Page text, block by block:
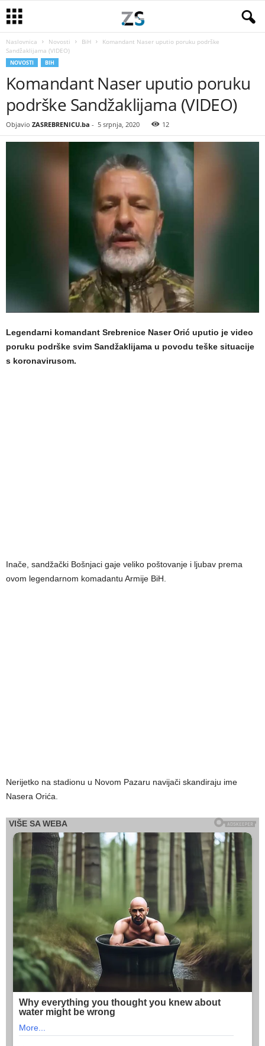
Naslovnica Novosti BiH
Komandant Naser uputio poruku podrške
Sandžaklijama (VIDEO)
NOVOSTI BIH
Komandant Naser uputio poruku
podrške Sandžaklijama (VIDEO)
Objavio ZASREBRENICU.ba - 5 srpnja, 2020 12
Legendarni komandant Srebrenice Naser Orić uputio je video
poruku podrške svim Sandžaklijama u povodu teške situacije
s koronavirusom.
Inače, sandžački Bošnjaci gaje veliko poštovanje i ljubav prema
ovom legendarnom komadantu Armije BiH.
Nerijetko na stadionu u Novom Pazaru navijači skandiraju ime
Nasera Orića.